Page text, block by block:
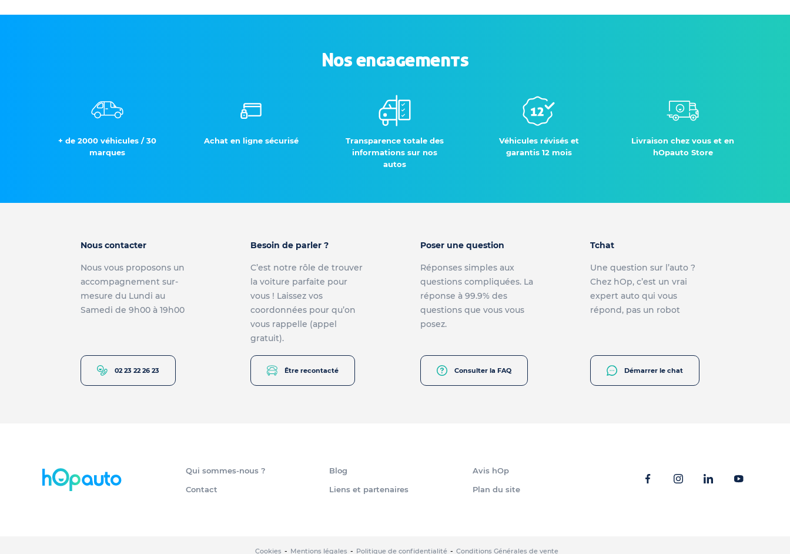
Nos engagements
+ de 2000 véhicules / 30
marques
Achat en ligne sécurisé
Transparence totale des
informations sur nos
autos
Véhicules révisés et
garantis 12 mois
Livraison chez vous et en
hOpauto Store
Nous contacter
Nous vous proposons un
accompagnement sur-
mesure du Lundi au
Samedi de 9h00 à 19h00
02 23 22 26 23
Besoin de parler ?
C’est notre rôle de trouver
la voiture parfaite pour
vous ! Laissez vos
coordonnées pour qu’on
vous rappelle (appel
gratuit).
Être recontacté
Poser une question
Réponses simples aux
questions compliquées. La
réponse à 99.9% des
questions que vous vous
posez.
Consulter la FAQ
Tchat
Une question sur l’auto ?
Chez hOp, c’est un vrai
expert auto qui vous
répond, pas un robot
Démarrer le chat
Qui sommes-nous ?
Contact
Blog
Liens et partenaires
Avis hOp
Plan du site
Cookies Mentions légales Politique de confidentialité Conditions Générales de vente